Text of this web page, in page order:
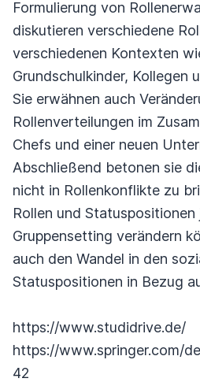
Formulierung von
diskutieren verschiedene
verschiedenen Kontexten
Grundschulkinder, Kollegen
Sie erwähnen auch
Rollenverteilungen im
Chefs und einer neuen
Abschließend betonen sie
nicht in Rollenkonflikte zu
Rollen und Statuspositionen
Gruppensetting verändern
auch den Wandel in den
Statuspositionen in Bezug
https://www.studidrive.de/
https://www.springer.com/
42